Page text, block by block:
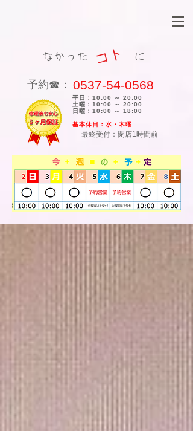
コト
なかった に
​予約☎： 0537-54-0568
平日：10:00 ～ 20:00
土曜：10:00 ～ 20:00
日曜：10:00 ～ 18:00
​基本休日：水・木曜
最終受付：閉店1時間前